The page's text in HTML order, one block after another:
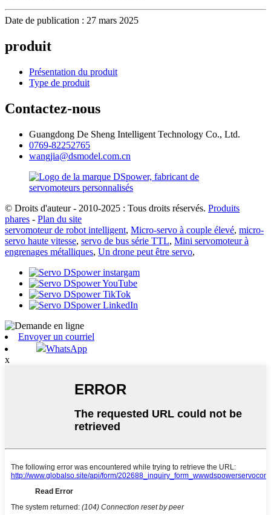
Date de publication : 27 mars 2025
produit
Présentation du produit
Type de produit
Contactez-nous
Guangdong De Sheng Intelligent Technology Co., Ltd.
0769-82252765
wangjia@dsmodel.com.cn
© Droits d'auteur - 2010-2025 : Tous droits réservés. Produits
phares - Plan du site
servomoteur de robot intelligent, Micro-servo à couple élevé, micro-
servo haute vitesse, servo de bus série TTL, Mini servomoteur à
engrenages métalliques, Un drone peut être servo,
Envoyer un courriel
WhatsApp
x